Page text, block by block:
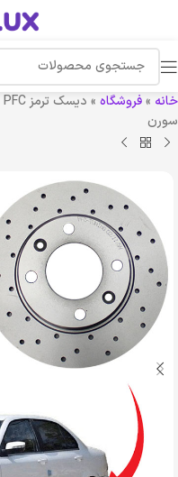
خانه »فروشگاه »
سورن